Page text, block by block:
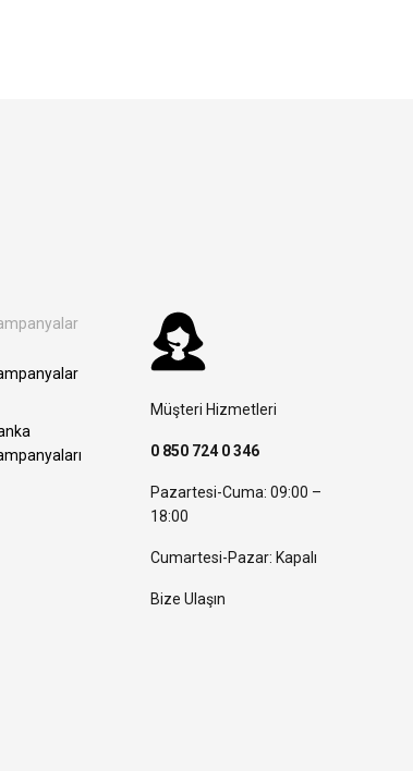
Müşteri Hizmetleri
0 850 724 0 346
Pazartesi-Cuma: 09:00 –
18:00
Cumartesi-Pazar: Kapalı
Bize Ulaşın